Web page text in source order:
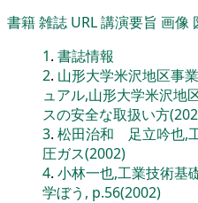
書籍雑誌 URL講演要旨 画像
1. 書誌情報
2. 山形大学米沢地区事
ュアル,山形大学米沢地
スの安全な取扱い方
3. 松田治和 足立吟也,
圧ガス(2002)
4. 小林一也,工業技術基
学ぼう, p.56(2002)